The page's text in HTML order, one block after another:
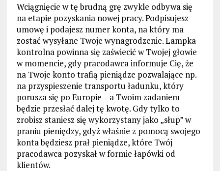
Wciągnięcie w tę brudną grę zwykle odbywa się
na etapie pozyskania nowej pracy. Podpisujesz
umowę i podajesz numer konta, na który ma
zostać wysyłane Twoje wynagrodzenie. Lampka
kontrolna powinna się zaświecić w Twojej głowie
w momencie, gdy pracodawca informuje Cię, że
na Twoje konto trafią pieniądze pozwalające np.
na przyspieszenie transportu ładunku, który
porusza się po Europie – a Twoim zadaniem
będzie przesłać dalej tę kwotę. Gdy tylko to
zrobisz staniesz się wykorzystany jako „słup” w
praniu pieniędzy, gdyż właśnie z pomocą swojego
konta będziesz prał pieniądze, które Twój
pracodawca pozyskał w formie łapówki od
klientów.